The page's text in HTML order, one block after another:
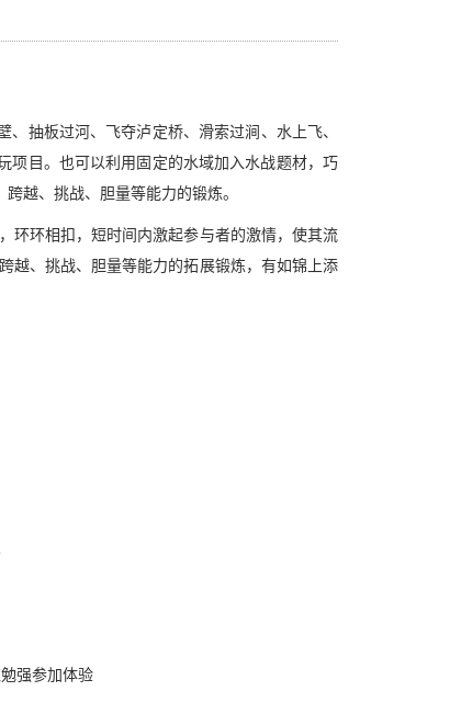
抽板过河、飞夺泸定桥、滑索过涧、水上飞、
项目。也可以利用固定的水域加入水战题材，巧
越、挑战、胆量等能力的锻炼。
环环相扣，短时间内激起参与者的激情，使其流
越、挑战、胆量等能力的拓展锻炼，有如锦上添
强参加体验